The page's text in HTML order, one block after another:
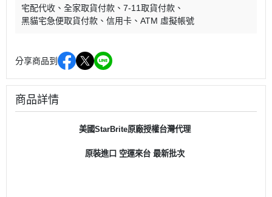
宅配代收
全家取貨付款
7-11取貨付款
黑貓宅急便取貨付款
信用卡 ATM 虛擬帳號
分享商品到
商品詳情
美國StarBrite原廠授權台灣代理
原裝進口 空運來台 最新批次